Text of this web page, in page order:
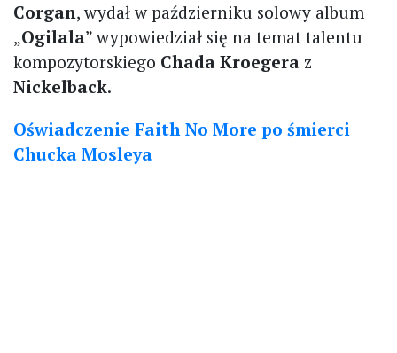
Corgan, wydał w październiku solowy album
„Ogilala” wypowiedział się na temat talentu
kompozytorskiego Chada Kroegera z
Nickelback.
Oświadczenie Faith No More po śmierci
Chucka Mosleya